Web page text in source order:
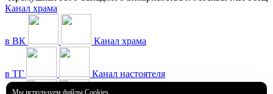
Канал храма
в ВК Канал храма
в ТГ Канал настоятеля
Мы используем файлы Cookies.